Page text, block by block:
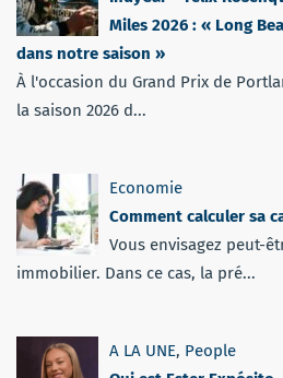
Miles 2026 : « Long
dans notre saison »
À l'occasion du Grand Prix de
la saison 2026 d...
Economie
Comment calculer sa
Vous envisagez peut-
immobilier. Dans ce cas, la pré...
A LA UNE, People